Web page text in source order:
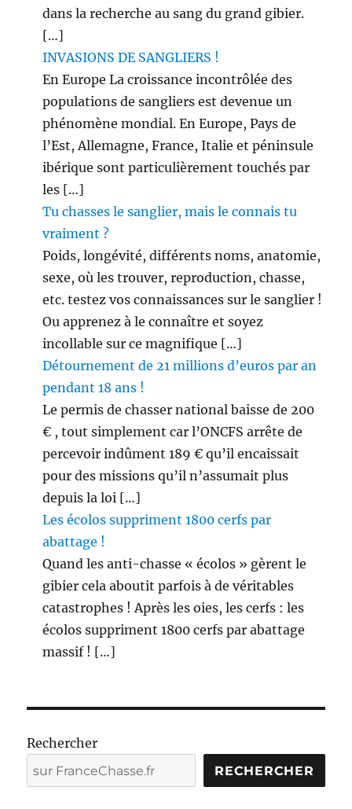
dans la recherche au sang du grand gibier.
[…]
INVASIONS DE SANGLIERS !
En Europe La croissance incontrôlée des
populations de sangliers est devenue un
phénomène mondial. En Europe, Pays de
l’Est, Allemagne, France, Italie et péninsule
ibérique sont particulièrement touchés par
les […]
Tu chasses le sanglier, mais le connais tu
vraiment ?
Poids, longévité, différents noms, anatomie,
sexe, où les trouver, reproduction, chasse,
etc. testez vos connaissances sur le sanglier !
Ou apprenez à le connaître et soyez
incollable sur ce magnifique […]
Détournement de 21 millions d’euros par an
pendant 18 ans !
Le permis de chasser national baisse de 200
€ , tout simplement car l’ONCFS arrête de
percevoir indûment 189 € qu’il encaissait
pour des missions qu’il n’assumait plus
depuis la loi […]
Les écolos suppriment 1800 cerfs par
abattage !
Quand les anti-chasse « écolos » gèrent le
gibier cela aboutit parfois à de véritables
catastrophes ! Après les oies, les cerfs : les
écolos suppriment 1800 cerfs par abattage
massif ! […]
Rechercher
RECHERCHER